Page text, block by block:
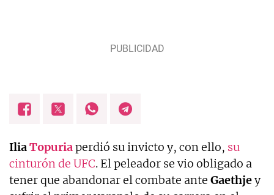
IliaTopuriaperdió su invicto y, con ello, su
cinturón de UFC. El peleador se vio obligado a
tener que abandonar el combate ante Gaethjey